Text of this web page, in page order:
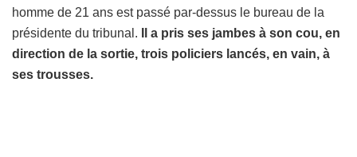
homme de 21 ans est passé par-dessus le bureau de la
présidente du tribunal.
Il a pris ses jambes à son cou, en
direction de la sortie, trois policiers lancés, en vain, à
ses trousses.